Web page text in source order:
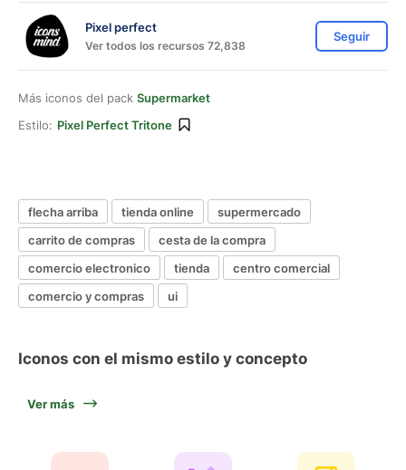
Pixel perfect
Ver todos los recursos 72,838
Seguir
Más iconos del pack Supermarket
Estilo: Pixel Perfect Tritone
flecha arriba tienda online
supermercado
carrito de compras
cesta de la compra
comercio electronico
tienda
centro comercial
comercio y compras
ui
Iconos con el mismo estilo y concepto
Ver más